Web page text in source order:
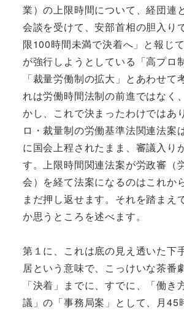
業）の上限時間について、経団連
会談を受けて、安部首相の胆入り
限100時間未満で決着へ」と報じ
が強行しようとしている「高プロ
「裁量労働制の拡大」とあわせて
れは労働時間法制の前進ではなく
かし、これで決まったわけではあ
ロ・裁量制の労働基準法関連法案
に国会上程されたまま、審議入り
す。上限時間関連法案が労政審（
会）を経て法案になるのはこれか
まだ押し返せます。それを踏まえ
か思うところを述べます。
第１に、これは底の見え透いた下
居という意味で、こっけいな茶番
「決着」までに、すでに、「働き
議」の「事務局案」として、月45